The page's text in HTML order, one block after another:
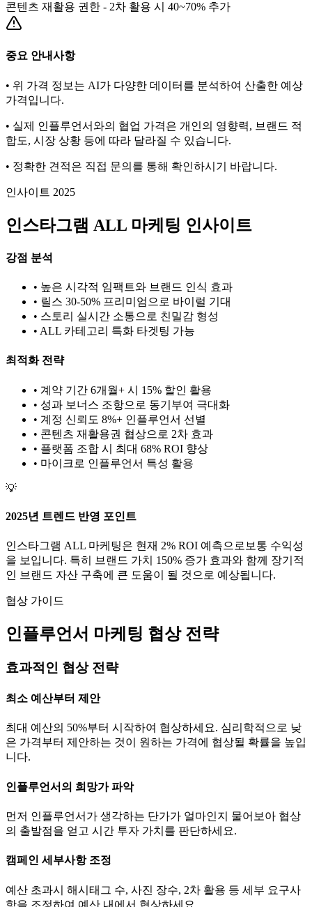
콘텐츠 재활용 권한 - 2차 활용 시 40~70% 추가
중요 안내사항
• 위 가격 정보는 AI가 다양한 데이터를 분석하여 산출한 예상
가격입니다.
• 실제 인플루언서와의 협업 가격은 개인의 영향력, 브랜드 적
합도, 시장 상황 등에 따라 달라질 수 있습니다.
• 정확한 견적은 직접 문의를 통해 확인하시기 바랍니다.
인사이트 2025
인스타그램 ALL 마케팅 인사이트
강점 분석
• 높은 시각적 임팩트와 브랜드 인식 효과
• 릴스 30-50% 프리미엄으로 바이럴 기대
• 스토리 실시간 소통으로 친밀감 형성
• ALL 카테고리 특화 타겟팅 가능
최적화 전략
• 계약 기간 6개월+ 시 15% 할인 활용
• 성과 보너스 조항으로 동기부여 극대화
• 계정 신뢰도 8%+ 인플루언서 선별
• 콘텐츠 재활용권 협상으로 2차 효과
• 플랫폼 조합 시 최대 68% ROI 향상
• 마이크로 인플루언서 특성 활용
💡
2025년 트렌드 반영 포인트
인스타그램 ALL 마케팅은 현재 2% ROI 예측으로 보통 수익성
을 보입니다. 특히 브랜드 가치
150% 증가 효과와 함께 장기적
인 브랜드 자산 구축에 큰 도움이 될 것으로 예상됩니다.
협상 가이드
인플루언서 마케팅 협상 전략
효과적인 협상 전략
최소 예산부터 제안
최대 예산의 50%부터 시작하여 협상하세요. 심리학적으로 낮
은 가격부터 제안하는 것이 원하는 가격에 협상될 확률을 높입
니다.
인플루언서의 희망가 파악
먼저 인플루언서가 생각하는 단가가 얼마인지 물어보아 협상
의 출발점을 얻고 시간 투자 가치를 판단하세요.
캠페인 세부사항 조정
예산 초과시 해시태그 수, 사진 장수, 2차 활용 등 세부 요구사
항을 조정하여 예산 내에서 협상하세요.